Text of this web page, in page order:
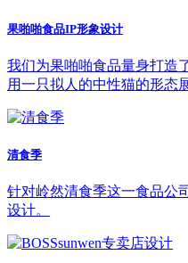
果啪啪食品IP形象设计
我们为果啪啪食品量身打造
用一只拟人的中性猫的形态
清食季
针对岭然清食季这一食品公
设计。